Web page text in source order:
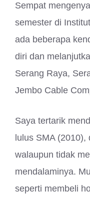
Sempat
semester di
ada beberapa
diri dan
Serang Raya,
Jembo Cable
Saya tertarik
lulus SMA
walaupun tidak
mendalaminya.
seperti membeli